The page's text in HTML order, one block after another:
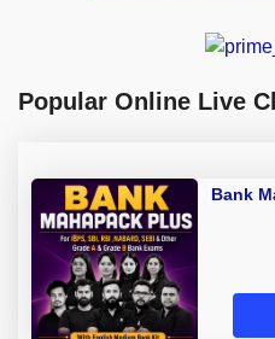
Popular Online Live
Bank